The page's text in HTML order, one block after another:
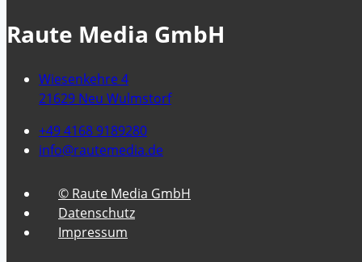
Raute Media GmbH
Wiesenkehre 4
21629 Neu Wulmstorf
+49 4168 9189280
info@rautemedia.de
© Raute Media GmbH
Datenschutz
Impressum